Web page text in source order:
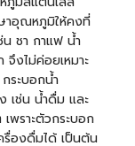
ษาอุณหภูมิให้คงที่
น ชา กาแฟ น้ำ
งไม่ค่อยเหมาะ
ระบอกน้ำ
เช่น น้ำดื่ม และ
พราะตัวกระบอก
รื่องดื่มได้ เป็นต้น